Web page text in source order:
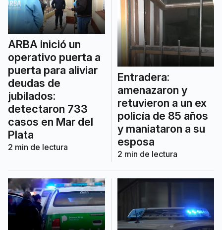
ARBA inició un
operativo puerta a
puerta para aliviar
deudas de
jubilados:
detectaron 733
casos en Mar del
Plata
2 min de lectura
Entradera:
amenazaron y
retuvieron a un ex
policía de 85 años
y maniataron a su
esposa
2 min de lectura